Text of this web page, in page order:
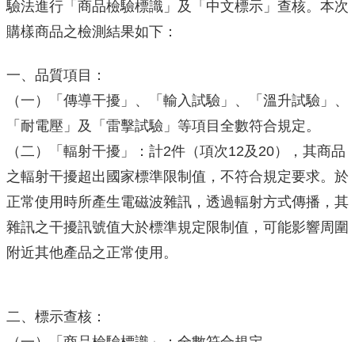
驗法進行「商品檢驗標識」及「中文標示」查核。本次
購樣商品之檢測結果如下：
一、品質項目：
（一）「傳導干擾」、「輸入試驗」、「溫升試驗」、
「耐電壓」及「雷擊試驗」等項目全數符合規定。
（二）「輻射干擾」：計2件（項次12及20），其商品
之輻射干擾超出國家標準限制值，不符合規定要求。於
正常使用時所產生電磁波雜訊，透過輻射方式傳播，其
雜訊之干擾訊號值大於標準規定限制值，可能影響周圍
附近其他產品之正常使用。
二、標示查核：